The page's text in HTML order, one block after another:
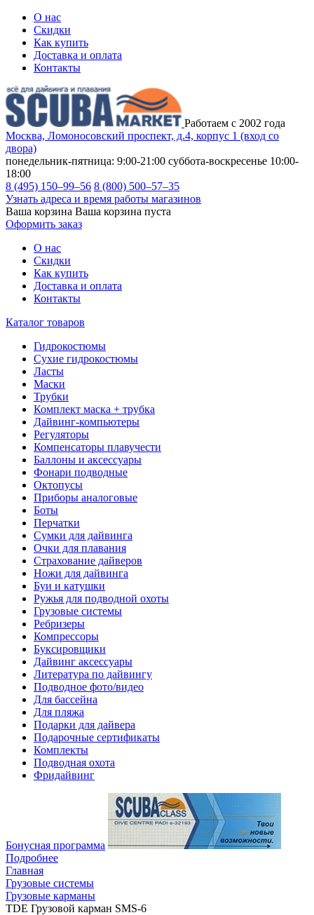
О нас
Скидки
Как купить
Доставка и оплата
Контакты
Работаем с 2002 года
Москва, Ломоносовский проспект, д.4, корпус 1 (вход со
двора)
понедельник-пятница: 9:00-21:00 суббота-воскресенье 10:00-
18:00
8 (495) 150–99–56 8 (800) 500–57–35
Узнать адреса и время работы магазинов
Ваша корзина Ваша корзина пуста
Оформить заказ
О нас
Скидки
Как купить
Доставка и оплата
Контакты
Каталог товаров
Гидрокостюмы
Сухие гидрокостюмы
Ласты
Маски
Трубки
Комплект маска + трубка
Дайвинг-компьютеры
Регуляторы
Компенсаторы плавучести
Баллоны и аксессуары
Фонари подводные
Октопусы
Приборы аналоговые
Боты
Перчатки
Сумки для дайвинга
Очки для плавания
Страхование дайверов
Ножи для дайвинга
Буи и катушки
Ружья для подводной охоты
Грузовые системы
Ребризеры
Компрессоры
Буксировщики
Дайвинг аксессуары
Литература по дайвингу
Подводное фото/видео
Для бассейна
Для пляжа
Подарки для дайвера
Подарочные сертификаты
Комплекты
Подводная охота
Фридайвинг
Бонусная программа
Подробнее
Главная
Грузовые системы
Грузовые карманы
TDE Грузовой карман SMS-6